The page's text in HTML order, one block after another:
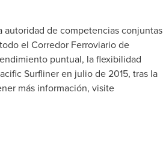
autoridad de competencias conjuntas
el Corredor Ferroviario de
puntual, la flexibilidad
Surfliner en julio de 2015, tras la
más información, visite